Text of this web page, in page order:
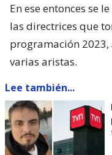
En ese entonces se
las directrices que
programación 2023,
varias aristas.
Lee también...